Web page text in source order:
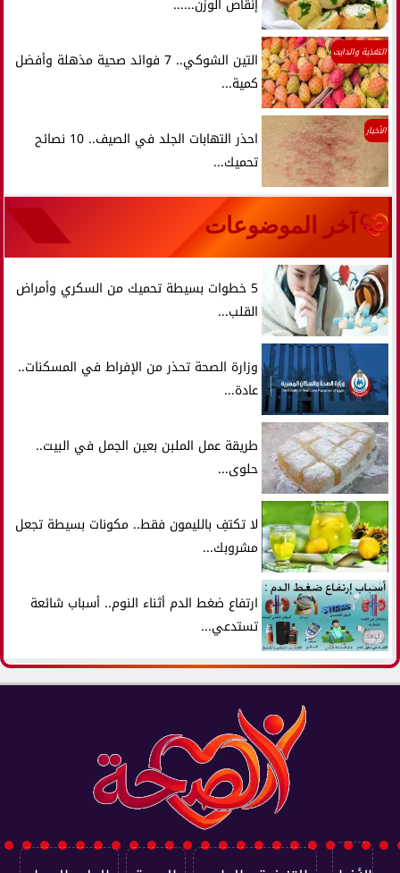
التغذية والدايت
التين الشوكي.. 7 فوائد صحية مذهلة وأفضل
كمية...
الأخبار
احذر التهابات الجلد في الصيف.. 10 نصائح
تحميك...
آخر الموضوعات
5 خطوات بسيطة تحميك من السكري وأمراض
القلب...
وزارة الصحة تحذر من الإفراط في المسكنات..
عادة...
طريقة عمل الملبن بعين الجمل في البيت..
حلوى...
لا تكتفِ بالليمون فقط.. مكونات بسيطة تجعل
مشروبك...
ارتفاع ضغط الدم أثناء النوم.. أسباب شائعة
تستدعي...